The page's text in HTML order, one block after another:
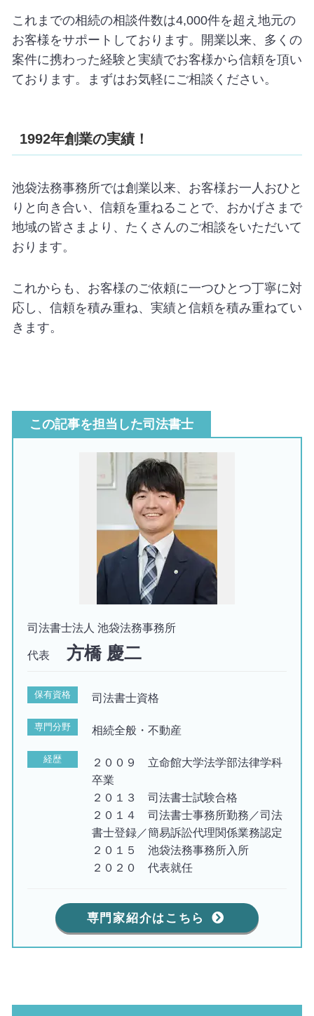
これまでの相続の相談件数は4,000件を超え地元の
お客様をサポートしております。開業以来、多くの
案件に携わった経験と実績でお客様から信頼を頂い
ております。まずはお気軽にご相談ください。
1992年創業の実績！
池袋法務事務所では創業以来、お客様お一人おひと
りと向き合い、信頼を重ねることで、おかげさまで
地域の皆さまより、たくさんのご相談をいただいて
おります。
これからも、お客様のご依頼に一つひとつ丁寧に対
応し、信頼を積み重ね、実績と信頼を積み重ねてい
きます。
この記事を担当した司法書士
司法書士法人 池袋法務事務所
代表 方橋 慶二
保有資格 司法書士資格
専門分野 相続全般・不動産
経歴
２００９ 立命館大学法学部法律学科
卒業
２０１３ 司法書士試験合格
２０１４ 司法書士事務所勤務／司法
書士登録／簡易訴訟代理関係業務認定
２０１５ 池袋法務事務所入所
２０２０ 代表就任
専門家紹介はこちら